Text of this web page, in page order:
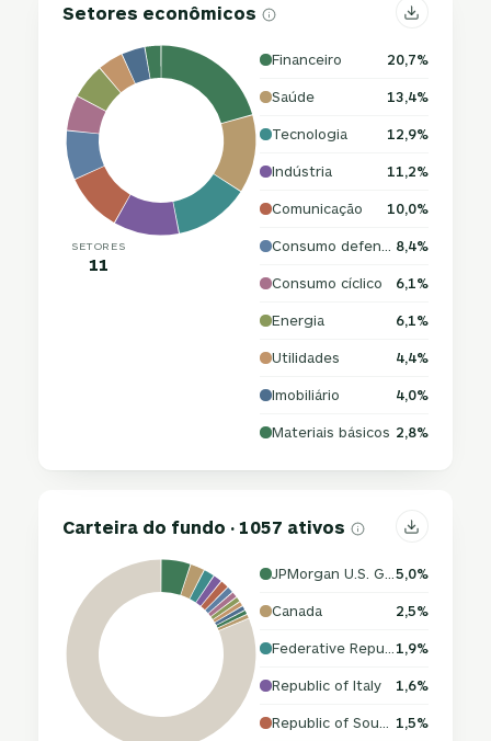
Setores econômicos
SETORES
11
Financeiro 20,7%
Saúde 13,4%
Tecnologia 12,9%
Indústria 11,2%
Comunicação 10,0%
8,4%
Consumo cíclico 6,1%
Energia 6,1%
Utilidades 4,4%
Imobiliário 4,0%
Materiais básicos 2,8%
Carteira do fundo · 1057 ativos
5,0%
Canada 2,5%
1,9%
Republic of Italy 1,6%
1,5%